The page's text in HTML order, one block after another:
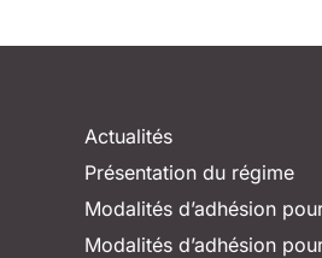
Actualités
Présentation du régime
Modalités d’adhésion
Modalités d’adhésion